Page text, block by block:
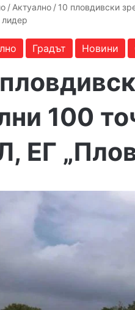
/ Актуално / 10 пловдивски
лидер
Градът Новини
100
ЕГ